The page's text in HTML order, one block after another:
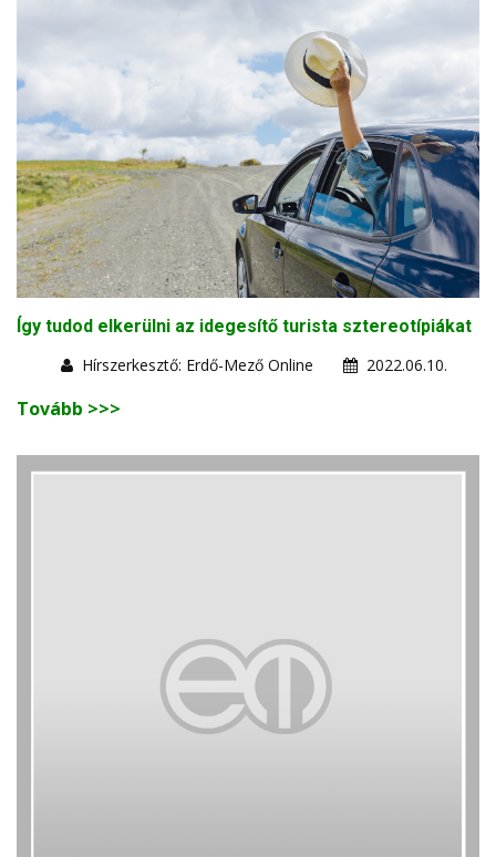
Így tudod elkerülni az idegesítő turista sztereotípiákat
Hírszerkesztő: Erdő-Mező Online
2022.06.10.
Tovább >>>